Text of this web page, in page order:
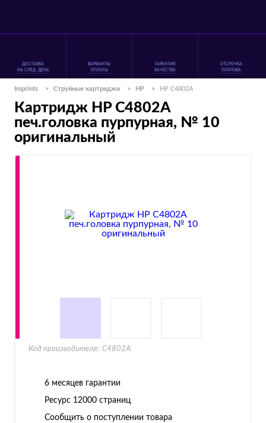
ДОСТАВКА
НА СЛЕД. ДЕНЬ
ВАРИАНТЫ
ОПЛАТЫ
ГАРАНТИЯ
КАЧЕСТВА
ОТСРОЧКА
ПЛАТЕЖА
Imprints > Струйные картриджи > HP > HP C4802A
Картридж HP C4802A
печ.головка пурпурная, № 10
оригинальный
Код производителя: C4802A
6 месяцев гарантии
Ресурс 12000 страниц
Сообщить о поступлении товара